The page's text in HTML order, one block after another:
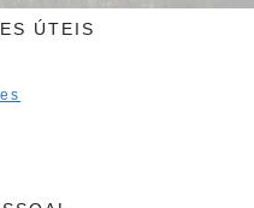
ÚTEIS